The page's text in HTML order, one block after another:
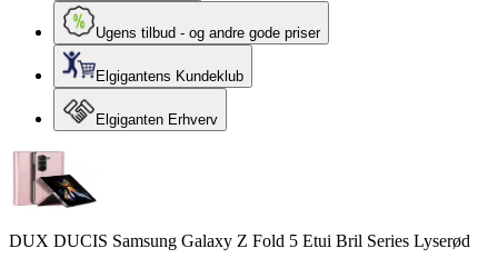
Ugens tilbud - og andre gode priser
Elgigantens Kundeklub
Elgiganten Erhverv
DUX DUCIS Samsung Galaxy Z Fold 5 Etui Bril Series Lyserød